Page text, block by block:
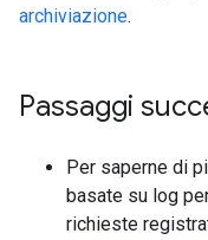
archiviazione.
Passaggi
Per saperne di
basate su log
richieste